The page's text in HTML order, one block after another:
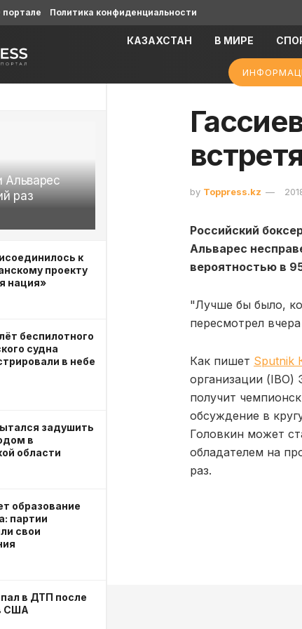
Альварес
раз
к
проекту
нация»
беспилотного
судна
в небе
задушить
в
области
образование
партии
свои
в ДТП после
США
портале Политика конфиденциальности
КАЗАХСТАН В МИРЕ
by Toppress.kz
Российский
Альварес
вероятностью в
"Лучше бы было,
пересмотрел
Как пишет Sputnik
организации
получит
обсуждение в
Головкин может
обладателем на
раз.